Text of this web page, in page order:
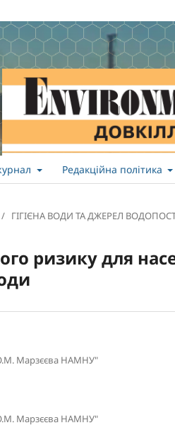
Редакційна політика
/ ГІГІЄНА ВОДИ ТА ДЖЕРЕЛ
ризику для
О.М. Марзєєва НАМНУ"
О.М. Марзєєва НАМНУ"